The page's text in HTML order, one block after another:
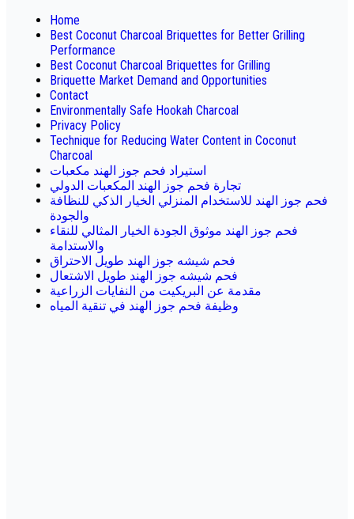
Home
Best Coconut Charcoal Briquettes for Better Grilling
Performance
Best Coconut Charcoal Briquettes for Grilling
Briquette Market Demand and Opportunities
Contact
Environmentally Safe Hookah Charcoal
Privacy Policy
Technique for Reducing Water Content in Coconut
Charcoal
استيراد فحم جوز الهند مكعبات
تجارة فحم جوز الهند المكعبات الدولي
فحم جوز الهند للاستخدام المنزلي الخيار الذكي للنظافة
والجودة
فحم جوز الهند موثوق الجودة الخيار المثالي للنقاء
والاستدامة
فحم شيشه جوز الهند طويل الاحتراق
فحم شيشه جوز الهند طويل الاشتعال
مقدمة عن البريكيت من النفايات الزراعية
وظيفة فحم جوز الهند في تنقية المياه